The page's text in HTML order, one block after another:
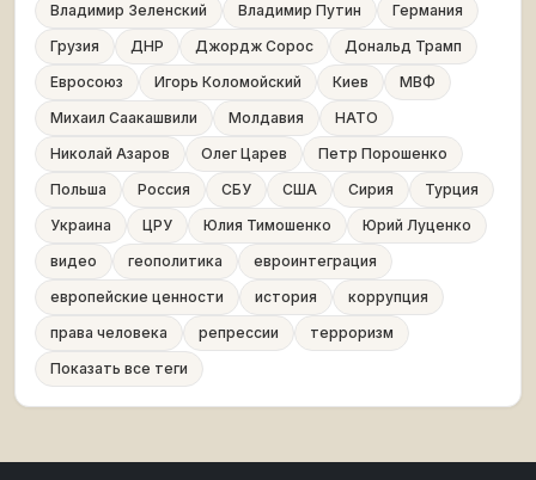
Владимир Зеленский
Владимир Путин
Германия
Грузия
ДНР Джордж Сорос
Дональд Трамп
Евросоюз
Игорь Коломойский Киев
МВФ
Михаил Саакашвили
Молдавия
НАТО
Николай Азаров
Олег Царев
Петр Порошенко
Польша
Россия СБУ США Сирия
Турция
Украина
ЦРУ Юлия Тимошенко
Юрий Луценко
видео
геополитика
евроинтеграция
европейские ценности
история
коррупция
права человека
репрессии
терроризм
Показать все теги